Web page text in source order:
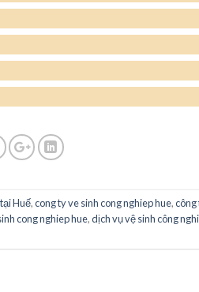
Huế,cong ty ve sinh cong nghiep hue,công
cong nghiep hue,dịch vụ vệ sinh công